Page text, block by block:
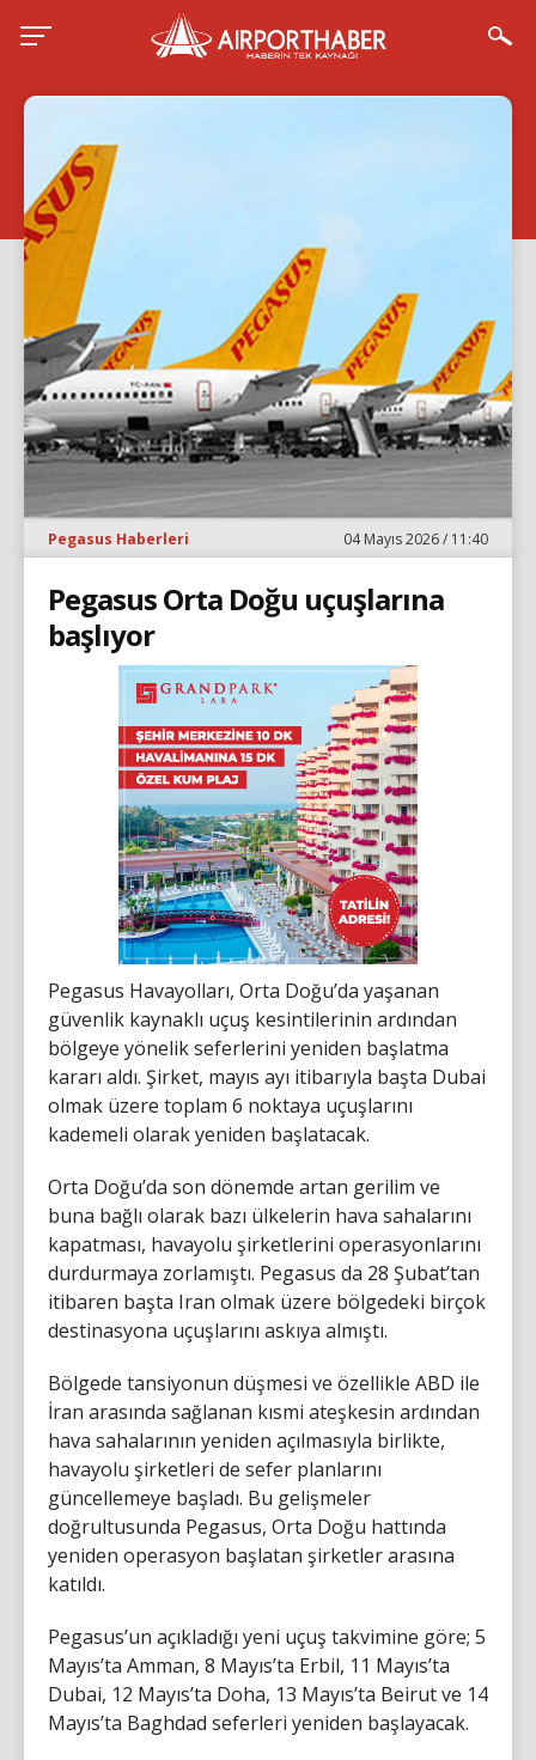
Pegasus Haberleri 04 Mayıs 2026 / 11:40
Pegasus Orta Doğu uçuşlarına
başlıyor
Pegasus Havayolları, Orta Doğu’da yaşanan
güvenlik kaynaklı uçuş kesintilerinin ardından
bölgeye yönelik seferlerini yeniden başlatma
kararı aldı. Şirket, mayıs ayı itibarıyla başta Dubai
olmak üzere toplam 6 noktaya uçuşlarını
kademeli olarak yeniden başlatacak.
Orta Doğu’da son dönemde artan gerilim ve
buna bağlı olarak bazı ülkelerin hava sahalarını
kapatması, havayolu şirketlerini operasyonlarını
durdurmaya zorlamıştı. Pegasus da 28 Şubat’tan
itibaren başta Iran olmak üzere bölgedeki birçok
destinasyona uçuşlarını askıya almıştı.
Bölgede tansiyonun düşmesi ve özellikle ABD ile
İran arasında sağlanan kısmi ateşkesin ardından
hava sahalarının yeniden açılmasıyla birlikte,
havayolu şirketleri de sefer planlarını
güncellemeye başladı. Bu gelişmeler
doğrultusunda Pegasus, Orta Doğu hattında
yeniden operasyon başlatan şirketler arasına
katıldı.
Pegasus’un açıkladığı yeni uçuş takvimine göre; 5
Mayıs’ta Amman, 8 Mayıs’ta Erbil, 11 Mayıs’ta
Dubai, 12 Mayıs’ta Doha, 13 Mayıs’ta Beirut ve 14
Mayıs’ta Baghdad seferleri yeniden başlayacak.